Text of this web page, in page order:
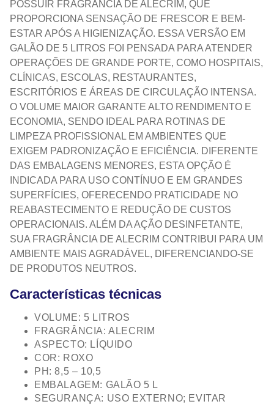
POSSUIR FRAGRÂNCIA DE ALECRIM, QUE
PROPORCIONA SENSAÇÃO DE FRESCOR E BEM-
ESTAR APÓS A HIGIENIZAÇÃO. ESSA VERSÃO EM
GALÃO DE 5 LITROS FOI PENSADA PARA ATENDER
OPERAÇÕES DE GRANDE PORTE, COMO HOSPITAIS,
CLÍNICAS, ESCOLAS, RESTAURANTES,
ESCRITÓRIOS E ÁREAS DE CIRCULAÇÃO INTENSA.
O VOLUME MAIOR GARANTE ALTO RENDIMENTO E
ECONOMIA, SENDO IDEAL PARA ROTINAS DE
LIMPEZA PROFISSIONAL EM AMBIENTES QUE
EXIGEM PADRONIZAÇÃO E EFICIÊNCIA. DIFERENTE
DAS EMBALAGENS MENORES, ESTA OPÇÃO É
INDICADA PARA USO CONTÍNUO E EM GRANDES
SUPERFÍCIES, OFERECENDO PRATICIDADE NO
REABASTECIMENTO E REDUÇÃO DE CUSTOS
OPERACIONAIS. ALÉM DA AÇÃO DESINFETANTE,
SUA FRAGRÂNCIA DE ALECRIM CONTRIBUI PARA UM
AMBIENTE MAIS AGRADÁVEL, DIFERENCIANDO-SE
DE PRODUTOS NEUTROS.
Características técnicas
VOLUME: 5 LITROS
FRAGRÂNCIA: ALECRIM
ASPECTO: LÍQUIDO
COR: ROXO
PH: 8,5 – 10,5
EMBALAGEM: GALÃO 5 L
SEGURANÇA: USO EXTERNO; EVITAR